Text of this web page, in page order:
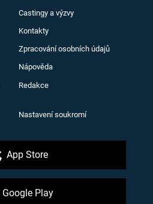
Castingy a výzvy
Kontakty
Zpracování osobních údajů
Nápověda
Redakce
Nastavení soukromí
App Store
Google Play